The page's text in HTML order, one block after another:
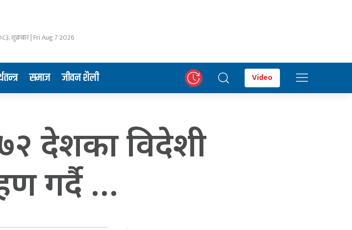
शुक्रबार | Fri Aug 7 2026
समाज जीवन शैली Video
देशका विदेशी
गर्दै …